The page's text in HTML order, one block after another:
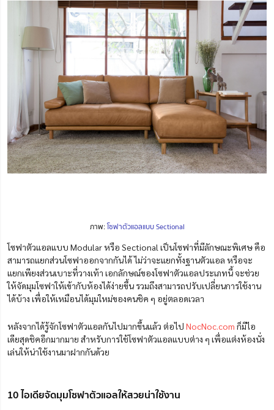
ภาพ:โซฟาตัวแอลแบบ Sectional
โซฟาตัวแอลแบบ Modular หรือ Sectional เป็นโซฟาที่มีลักษณะพิเศษ คือ
สามารถแยกส่วนโซฟาออกจากกันได้ ไม่ว่าจะแยกทั้งฐานตัวแอล หรือจะ
แยกเพียงส่วนเบาะที่วางเท้า เอกลักษณ์ของโซฟาตัวแอลประเภทนี้ จะช่วย
ให้จัดมุมโซฟาให้เข้ากับห้องได้ง่ายขึ้น รวมถึงสามารถปรับเปลี่ยนการใช้งาน
ได้บ้าง เพื่อให้เหมือนได้มุมใหม่ของคนชิค ๆ อยู่ตลอดเวลา
หลังจากได้รู้จักโซฟาตัวแอลกันไปมากขึ้นแล้ว ต่อไป NocNoc.com ก็มีไอ
เดียสุดชิคอีกมากมาย สำหรับการใช้โซฟาตัวแอลแบบต่าง ๆ เพื่อแต่งห้องนั่ง
เล่นให้น่าใช้งานมาฝากกันด้วย
10 ไอเดียจัดมุมโซฟาตัวแอลให้สวยน่าใช้งาน